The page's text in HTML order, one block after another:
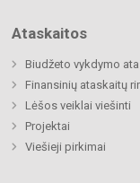
Ataskaitos
Biudžeto vykdymo
Finansinių ataskaitų
Lėšos veiklai viešinti
Projektai
Viešieji pirkimai